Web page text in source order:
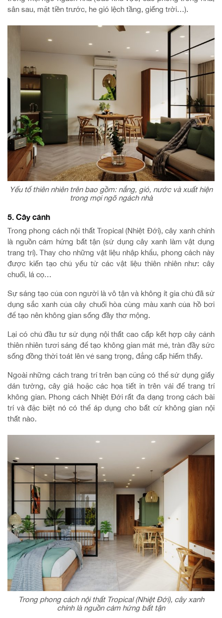
sân sau, mặt tiền trước, he gió lệch tầng, giếng trời…).
Yếu tố thiên nhiên trên bao gồm: nắng, gió, nước và xuất hiện
trong mọi ngõ ngách nhà
5. Cây cảnh
Trong phong cách nội thất Tropical (Nhiệt Đới), cây xanh chính
là nguồn cảm hứng bất tận (sử dụng cây xanh làm vật dụng
trang trí). Thay cho những vật liệu nhập khẩu, phong cách này
được kiến tạo chủ yếu từ các vật liệu thiên nhiên như: cây
chuối, lá cọ…
Sự sáng tạo của con người là vô tận và không ít gia chủ đã sử
dụng sắc xanh của cây chuối hòa cùng màu xanh của hồ bơi
để tạo nên không gian sống đầy thơ mộng.
Lại có chủ đầu tư sử dụng nội thất cao cấp kết hợp cây cảnh
thiên nhiên tươi sáng để tạo không gian mát mẻ, tràn đầy sức
sống đồng thời toát lên vẻ sang trọng, đẳng cấp hiếm thấy.
Ngoài những cách trang trí trên bạn cũng có thể sử dụng giấy
dán tường, cây giả hoặc các họa tiết in trên vải để trang trí
không gian. Phong cách Nhiệt Đới rất đa dạng trong cách bài
trí và đặc biệt nó có thể áp dụng cho bất cứ không gian nội
thất nào.
Trong phong cách nội thất Tropical (Nhiệt Đới), cây xanh
chính là nguồn cảm hứng bất tận